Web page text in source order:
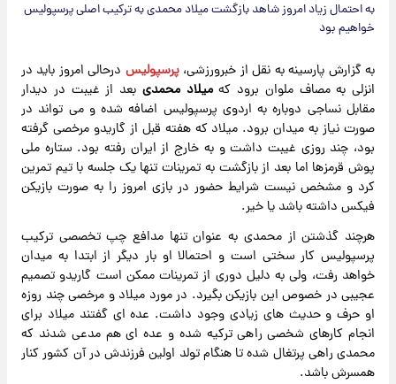
به احتمال زیاد امروز شاهد بازگشت میلاد محمدی به ترکیب اصلی پرسپولیس
خواهیم بود
به گزارش پارسینه به نقل از خبرورزشی،پرسپولیس درحالی امروز باید در
انزلی به مصاف ملوان برود کهمیلاد محمدی بعد از غیبت در دیدار
مقابل نساجی دوباره به اردوی پرسپولیس اضافه شده و می تواند در
صورت نیاز به میدان برود. میلاد که هفته قبل از گاریدو مرخصی گرفته
بود، چند روزی غیبت داشت و به خارج از ایران رفته بود. ستاره ملی
پوش قرمزها اما بعد از بازگشت به تمرینات تنها یک جلسه با تیم تمرین
کرد و مشخص نیست شرایط حضور در بازی امروز را به صورت بازیکن
فیکس داشته باشد یا خیر.
هرچند گذشتن از محمدی به عنوان تنها مدافع چپ تخصصی ترکیب
پرسپولیس کار سختی است و احتمالا او بار دیگر از ابتدا به میدان
خواهد رفت، ولی به دلیل دوری از تمرینات ممکن است گاریدو تصمیم
عجیبی در خصوص این بازیکن بگیرد. در مورد میلاد و مرخصی چند روزه
او حرف و حدیث های زیادی وجود داشت. عده ای گفتند میلاد برای
انجام کارهای شخصی راهی ترکیه شده و عده ای هم مدعی شدند که
محمدی راهی پرتغال شده تا هنگام تولد اولین فرزندش در آن کشور کنار
همسرش باشد.